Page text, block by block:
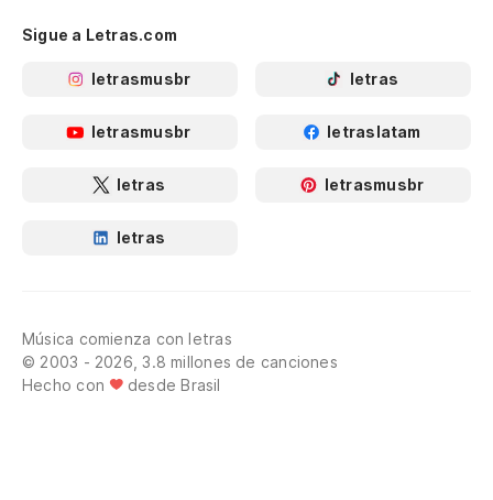
Sigue a Letras.com
letrasmusbr letras
letrasmusbr letraslatam
letras letrasmusbr
letras
Música comienza con letras
© 2003 - 2026, 3.8 millones de canciones
Hecho con
desde Brasil